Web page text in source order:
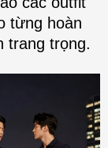
từng hoàn
trang trọng.